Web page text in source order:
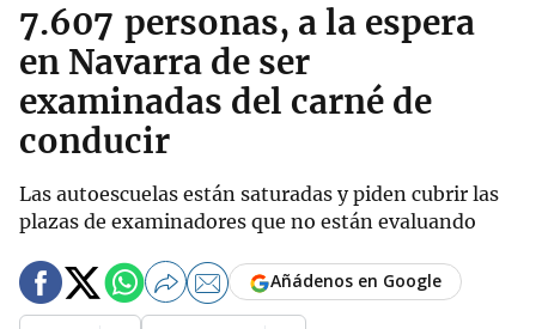
7.607 personas, a la espera
en Navarra de ser
examinadas del carné de
conducir
Las autoescuelas están saturadas y piden cubrir las
plazas de examinadores que no están evaluando
Añádenos en Google